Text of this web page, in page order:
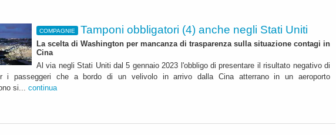
COMPAGNIE Tamponi obbligatori (4) anche negli Stati Uniti
La scelta di Washington per mancanza di trasparenza sulla situazione contagi in
Cina
Al via negli Stati Uniti dal 5 gennaio 2023 l'obbligo di presentare il risultato negativo di
i passeggeri che a bordo di un velivolo in arrivo dalla Cina atterrano in un aeroporto
si... continua